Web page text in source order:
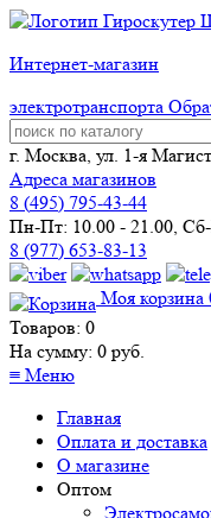
Интернет-магазин
электротранспорта
г. Москва, ул. 1-я
Адреса магазинов
8 (495) 795-43-44
Пн-Пт: 10.00 - 21.00,
8 (977) 653-83-13
Моя корзина
Товаров: 0
На сумму: 0 руб.
≡ Меню
Главная
Оплата и доставка
О магазине
Оптом